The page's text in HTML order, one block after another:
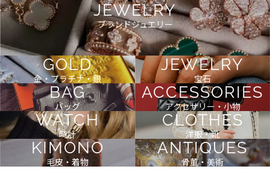
JEWELRY
ブランドジュエリー
GOLD
金・プラチナ・銀
JEWELRY
宝石
BAG
バッグ
ACCESSORIES
アクセサリー・小物
WATCH
時計
CLOTHES
洋服・靴
KIMONO
毛皮・着物
ANTIQUES
骨董・美術